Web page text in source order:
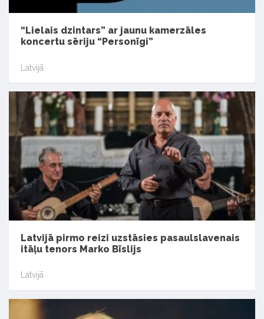
“Lielais dzintars” ar jaunu kamerzāles
koncertu sēriju “Personīgi”
Latvijā
Latvijā pirmo reizi uzstāsies pasaulslavenais
itāļu tenors Marko Bīslijs
Latvijā